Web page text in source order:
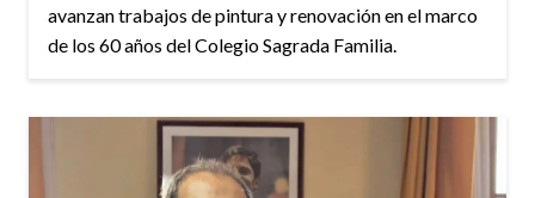
avanzan trabajos de pintura y renovación en el marco
de los 60 años del Colegio Sagrada Familia.